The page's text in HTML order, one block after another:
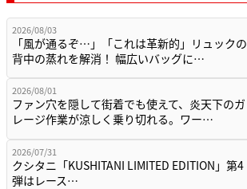
2026/08/03
「風が通るぞ…」「これは革新的」リュックの
背中の蒸れを解消！ 幅広いバッグに…
2026/08/01
ファン穴を隠して街着でも使えて、炎天下のガ
レージ作業が涼しく乗り切れる。ワー…
2026/07/31
クシタニ「KUSHITANI LIMITED EDITION」第4
弾はレース…